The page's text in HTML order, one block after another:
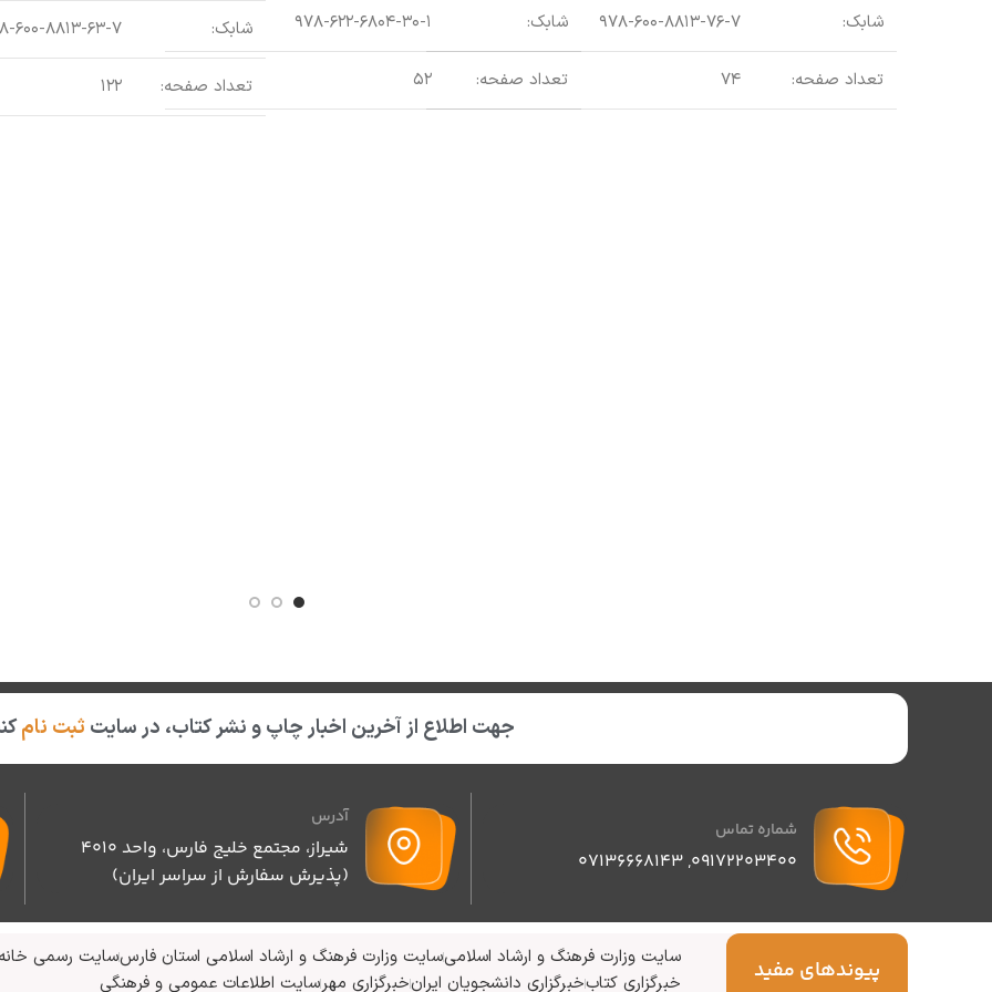
شابک: ۹۷۸-۶۰۰-۸۸۱۳-۷۶-۷
تعداد صفحه: ۷۴
شابک: ۹۷۸-۶۲۲-۶۸۰۴-۳۰-۱
تعداد صفحه: ۵۲
شابک: ۹۷۸-۶۰۰-۸۸۱۳-
تعداد صفحه: ۱۲۲
جهت اطلاع از آخرین اخبار چاپ و نشر کتاب، در سایت ثبت نام
شماره تماس
09172203400
,
07136668143
آدرس
شیراز، مجتمع خلیج فارس، واحد ۴۰۱۰
(پذیرش سفارش از سراسر ایران)
پیوندهای مفید سایت وزارت فرهنگ و ارشاد اسلامیسایت وزارت فرهنگ و ارشاد اسلامی استان فارسسایت رسمی
خبرگزاری کتابخبرگزاری دانشجویان ایرانخبرگزاری مهرسایت اطلاعات عمومی و فرهنگی